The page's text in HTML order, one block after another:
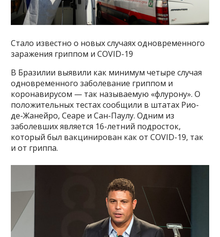
Стало известно о новых случаях одновременного
заражения гриппом и COVID-19
В Бразилии выявили как минимум четыре случая
одновременного заболевание гриппом и
коронавирусом — так называемую «флурону». О
положительных тестах сообщили в штатах Рио-
де-Жанейро, Сеаре и Сан-Паулу. Одним из
заболевших является 16-летний подросток,
который был вакцинирован как от COVID-19, так
и от гриппа.